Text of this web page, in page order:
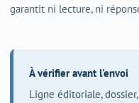
garantit ni lecture, ni
À vérifier avant l'envoi
Ligne éditoriale,